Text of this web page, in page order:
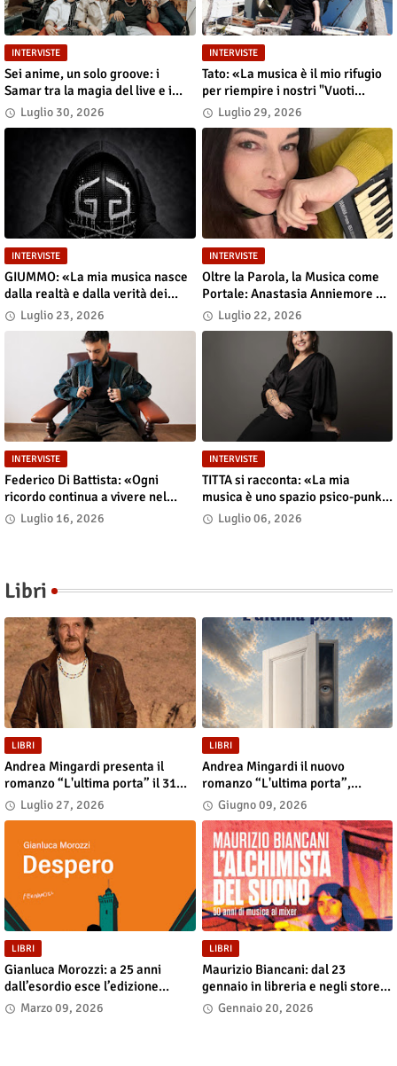
INTERVISTE
Sei anime, un solo groove: i
Samar tra la magia del live e i
grandi sogni
Luglio 30, 2026
INTERVISTE
Tato: «La musica è il mio rifugio
per riempire i nostri "Vuoti
digitali"»
Luglio 29, 2026
INTERVISTE
GIUMMO: «La mia musica nasce
dalla realtà e dalla verità dei
contenuti»
Luglio 23, 2026
INTERVISTE
Oltre la Parola, la Musica come
Portale: Anastasia Anniemore 24
si Racconta tra Poesia,
Produzione e Nuove Visioni
Luglio 22, 2026
INTERVISTE
Federico Di Battista: «Ogni
ricordo continua a vivere nel
presente»
Luglio 16, 2026
INTERVISTE
TITTA si racconta: «La mia
musica è uno spazio psico-punk
in cui il corpo incarna le storie»
Luglio 06, 2026
Libri
LIBRI
Andrea Mingardi presenta il
romanzo “L'ultima porta” il 31
luglio alla Fiera di San Lazzaro
Luglio 27, 2026
LIBRI
Andrea Mingardi il nuovo
romanzo “L'ultima porta”,
disponibile in libreria e negli
store digitali
Giugno 09, 2026
LIBRI
Gianluca Morozzi: a 25 anni
dall’esordio esce l’edizione
definitiva di “Despero”, dal 13
Marzo 09, 2026
LIBRI
Maurizio Biancani: dal 23
gennaio in libreria e negli store
digitali “L’alchimista del suono.
Gennaio 20, 2026